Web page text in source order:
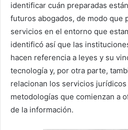
identificar cuán preparadas
futuros abogados, de modo que
servicios en el entorno que
identificó así que las
hacen referencia a leyes y su
tecnología y, por otra parte,
relacionan los servicios
metodologías que comienzan a
de la información.